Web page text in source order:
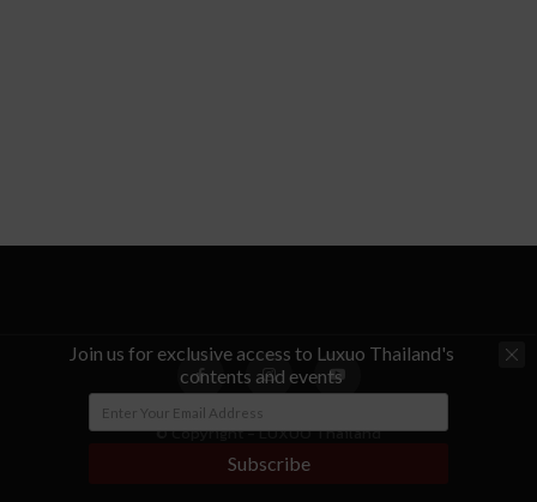
© Copyright - LUXUO Thailand
Join us for exclusive access to Luxuo Thailand's
contents and events
Subscribe